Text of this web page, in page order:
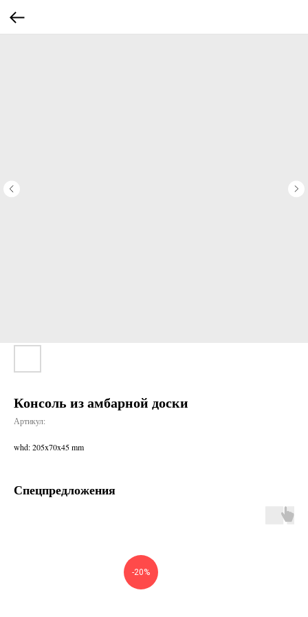
Консоль из амбарной доски
Артикул:
whd: 205x70x45 mm
Спецпредложения
-20%